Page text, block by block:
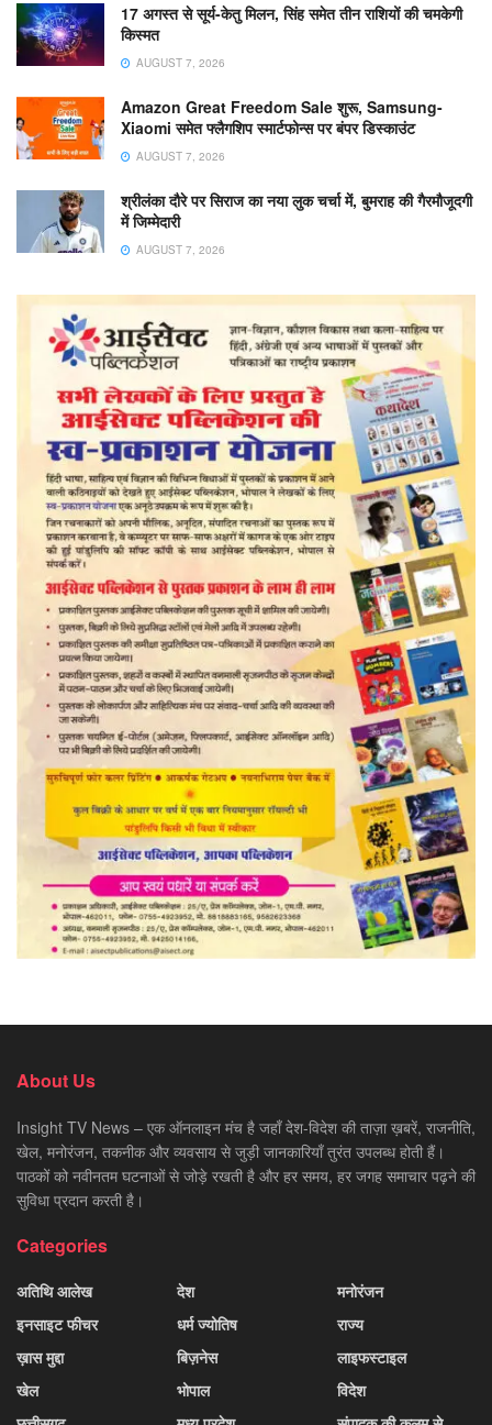
17 अगस्त से सूर्य-केतु मिलन, सिंह समेत तीन राशियों की चमकेगी
किस्मत
AUGUST 7, 2026
Amazon Great Freedom Sale शुरू, Samsung-
Xiaomi समेत फ्लैगशिप स्मार्टफोन्स पर बंपर डिस्काउंट
AUGUST 7, 2026
श्रीलंका दौरे पर सिराज का नया लुक चर्चा में, बुमराह की गैरमौजूदगी
में जिम्मेदारी
AUGUST 7, 2026
About Us
Insight TV News – एक ऑनलाइन मंच है जहाँ देश-विदेश की ताज़ा ख़बरें, राजनीति,
खेल, मनोरंजन, तकनीक और व्यवसाय से जुड़ी जानकारियाँ तुरंत उपलब्ध होती हैं।
पाठकों को नवीनतम घटनाओं से जोड़े रखती है और हर समय, हर जगह समाचार पढ़ने की
सुविधा प्रदान करती है।
Categories
अतिथि आलेख
इनसाइट फीचर
ख़ास मुद्दा
खेल
देश
धर्म ज्योतिष
बिज़नेस
भोपाल
मनोरंजन
राज्य
लाइफस्टाइल
विदेश